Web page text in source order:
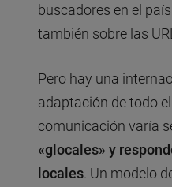
buscadores en el
también sobre las
Pero hay una
adaptación de todo
comunicación varía
«glocales» y
locales. Un modelo